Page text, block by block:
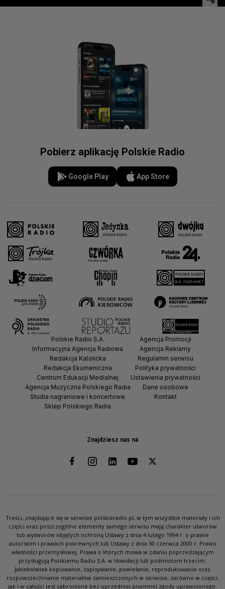
Pobierz aplikację Polskie Radio
Google Play App Store
Znajdziesz nas na
Polskie Radio S.A.
Informacyjna Agencja Radiowa
Redakcja Katolicka
Redakcja Ekumeniczna
Centrum Edukacji Medialnej
Agencja Muzyczna Polskiego Radia
Studia nagraniowe i koncertowe
Sklep Polskiego Radia
Agencja Promocji
Agencja Reklamy
Regulamin serwisu
Polityka prywatności
Ustawienia prywatności
Dane osobowe
Kontakt
Treści, znajdujące się w serwisie polskieradio.pl, w tym wszystkie materiały i ich
części oraz poszczególne elementy samego serwisu mają charakter utworów
lub wytworów objętych ochroną Ustawy z dnia 4 lutego 1994 r. o prawie
autorskim i prawach pokrewnych lub Ustawy z dnia 30 czerwca 2000 r. Prawo
własności przemysłowej. Prawa o których mowa w zdaniu poprzedzającym
przysługują Polskiemu Radiu S.A. w likwidacji lub podmiotom trzecim.
Jakiekolwiek kopiowanie, zapisywanie, powielanie, reprodukowanie oraz
rozpowszechnianie materiałów zamieszczonych w serwisie, zarówno w części,
jak i w całości jest zabronione bez uprzedniej pisemnej zgody uprawnionego.